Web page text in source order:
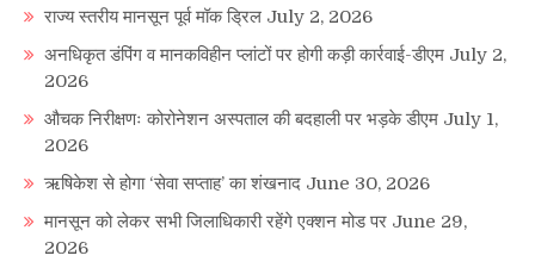
राज्य स्तरीय मानसून पूर्व मॉक ड्रिल July 2, 2026
अनधिकृत डंपिंग व मानकविहीन प्लांटों पर होगी कड़ी कार्रवाई-डीएम July 2,
2026
औचक निरीक्षणः कोरोनेशन अस्पताल की बदहाली पर भड़के डीएम July 1,
2026
ऋषिकेश से होगा ‘सेवा सप्ताह’ का शंखनाद June 30, 2026
मानसून को लेकर सभी जिलाधिकारी रहेंगे एक्शन मोड पर June 29,
2026